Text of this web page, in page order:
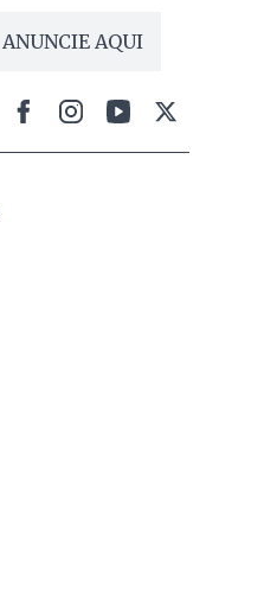
ANUNCIE AQUI